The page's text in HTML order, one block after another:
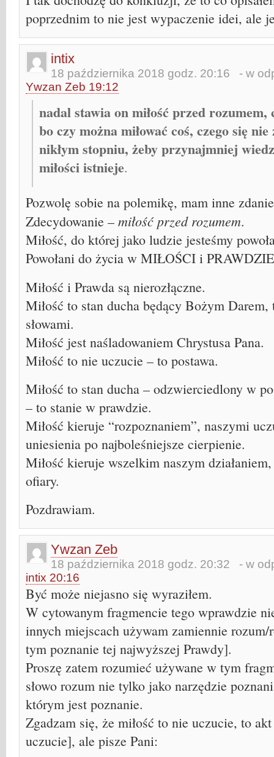
poprzednim to nie jest wypaczenie idei, ale
intix
18 października 2018 godz. 20:16 - w
Ywzan Zeb 19:12
nadal stawia on miłość przed rozumem,
bo czy można miłować coś, czego się
nikłym stopniu, żeby przynajmniej
miłości istnieje.
Pozwolę sobie na polemikę, mam inne
Zdecydowanie – miłość przed rozumem.
Miłość, do której jako ludzie jesteśmy
Powołani do życia w MIŁOŚCI i
Miłość i Prawda są nierozłączne.
Miłość to stan ducha będący Bożym
słowami.
Miłość jest naśladowaniem Chrystusa Pana.
Miłość to nie uczucie – to postawa.
Miłość to stan ducha – odzwierciedlony w
– to stanie w prawdzie.
Miłość kieruje “rozpoznaniem”, naszymi
uniesienia po najboleśniejsze cierpienie.
Miłość kieruje wszelkim naszym
ofiary.
Pozdrawiam.
Ywzan Zeb
18 października 2018 godz. 20:32 - w
intix 20:16
Być może niejasno się wyraziłem.
W cytowanym fragmencie tego wprawdzie
innych miejscach używam zamiennie
tym poznanie tej najwyższej Prawdy].
Proszę zatem rozumieć używane w tym
słowo rozum nie tylko jako narzędzie
którym jest poznanie.
Zgadzam się, że miłość to nie uczucie, to
uczucie], ale pisze Pani: